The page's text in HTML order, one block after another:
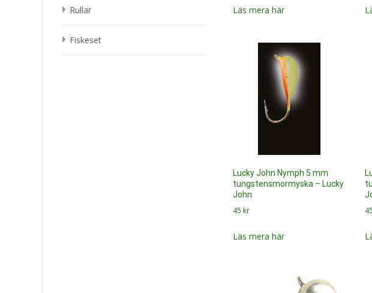
Läs mera här
Lucky John Nymph 5 mm
tungstensmormyska – Lucky
John
45 kr
Läs mera här
45
Rullar
Fiskeset